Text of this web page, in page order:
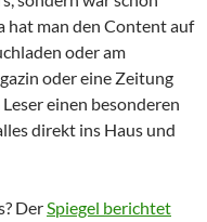
hat man den Content auf
oder am
oder eine Zeitung
einen besonderen
direkt ins Haus und
DerSpiegel berichtet